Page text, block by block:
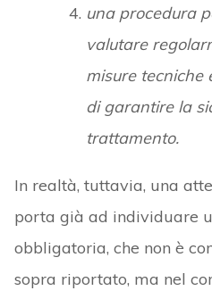
una procedura
valutare
misure tecniche
di garantire la
trattamento.
In realtà, tuttavia, una
porta già ad individuare
obbligatoria, che non è
sopra riportato, ma nel